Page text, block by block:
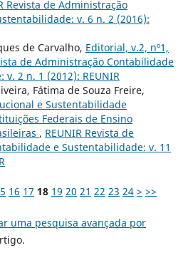
Revista de Administração
v. 6 n. 2 (2016):
de Carvalho, Editorial, v.2, nº1,
de Administração Contabilidade
2 n. 1 (2012): REUNIR
Fátima de Souza Freire,
e Sustentabilidade
Federais de Ensino
, REUNIR Revista de
e Sustentabilidade: v. 11
16 17 18 19 20 21 22 23 24 > >>
uma pesquisa avançada por